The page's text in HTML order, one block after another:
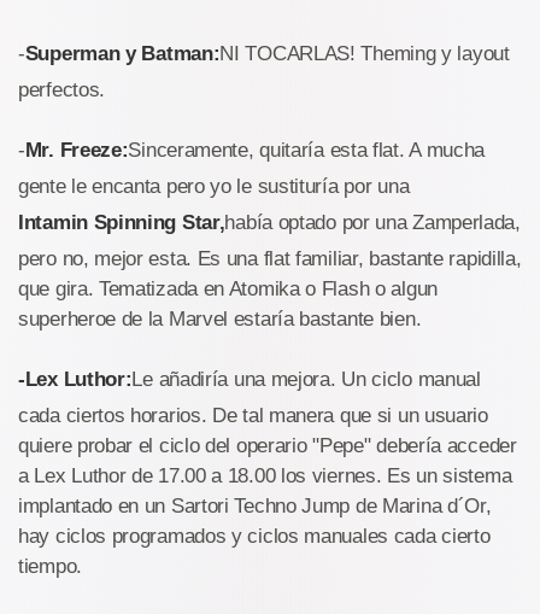
-Superman y Batman:NI TOCARLAS! Theming y layout
perfectos.
-Mr. Freeze:Sinceramente, quitaría esta flat. A mucha
gente le encanta pero yo le sustituría por una
Intamin Spinning Star,había optado por una Zamperlada,
pero no, mejor esta. Es una flat familiar, bastante rapidilla,
que gira. Tematizada en Atomika o Flash o algun
superheroe de la Marvel estaría bastante bien.
-Lex Luthor:Le añadiría una mejora. Un ciclo manual
cada ciertos horarios. De tal manera que si un usuario
quiere probar el ciclo del operario "Pepe" debería acceder
a Lex Luthor de 17.00 a 18.00 los viernes. Es un sistema
implantado en un Sartori Techno Jump de Marina d´Or,
hay ciclos programados y ciclos manuales cada cierto
tiempo.